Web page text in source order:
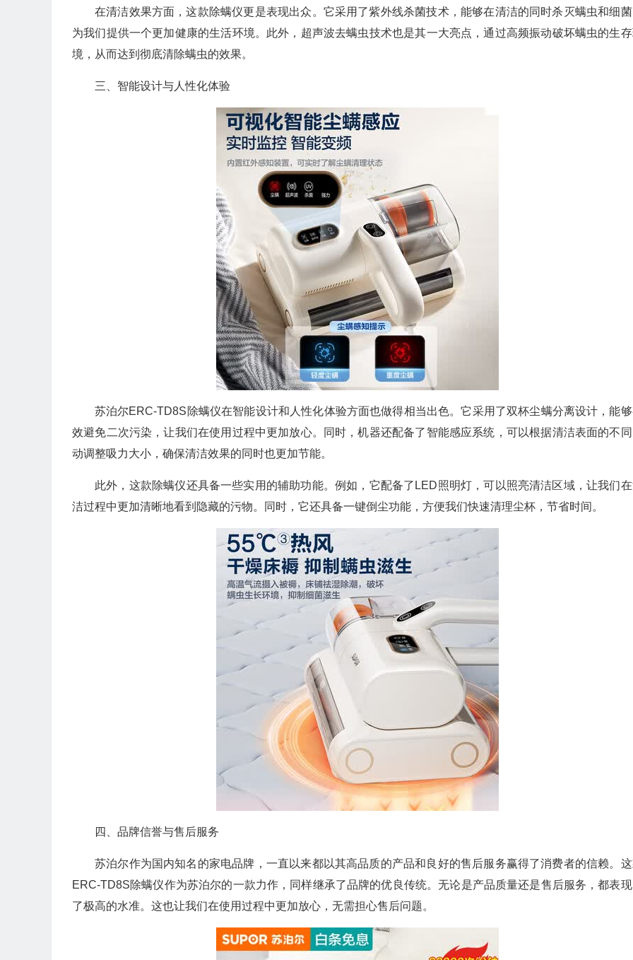
在清洁效果方面，这款除螨仪更是表现出众。它采用了紫外线杀菌技术，能够在清洁的同时杀灭螨虫和细
为我们提供一个更加健康的生活环境。此外，超声波去螨虫技术也是其一大亮点，通过高频振动破坏螨虫的生
境，从而达到彻底清除螨虫的效果。
三、智能设计与人性化体验
苏泊尔ERC-TD8S除螨仪在智能设计和人性化体验方面也做得相当出色。它采用了双杯尘螨分离设计，能
效避免二次污染，让我们在使用过程中更加放心。同时，机器还配备了智能感应系统，可以根据清洁表面的不
动调整吸力大小，确保清洁效果的同时也更加节能。
此外，这款除螨仪还具备一些实用的辅助功能。例如，它配备了LED照明灯，可以照亮清洁区域，让我们
洁过程中更加清晰地看到隐藏的污物。同时，它还具备一键倒尘功能，方便我们快速清理尘杯，节省时间。
四、品牌信誉与售后服务
苏泊尔作为国内知名的家电品牌，一直以来都以其高品质的产品和良好的售后服务赢得了消费者的信赖。
ERC-TD8S除螨仪作为苏泊尔的一款力作，同样继承了品牌的优良传统。无论是产品质量还是售后服务，都表
了极高的水准。这也让我们在使用过程中更加放心，无需担心售后问题。